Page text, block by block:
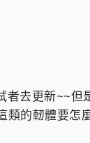
去更新~~但
的軔體要怎